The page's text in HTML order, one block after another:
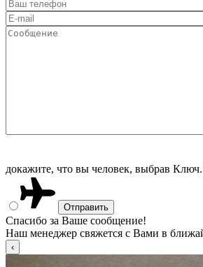
докажите, что вы человек, выбрав Ключ.
Спасибо за Ваше сообщение!
Наш менеджер свяжется с Вами в